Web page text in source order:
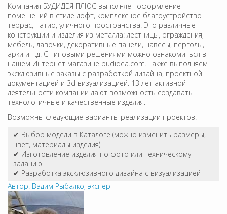
Компания БУДИДЕЯ ПЛЮС выполняет оформление
помещений в стиле лофт, комплексное благоустройство
террас, патио, уличного пространства. Это различные
конструкции и изделия из металла: лестницы, ограждения,
мебель, лавочки, декоративные панели, навесы, перголы,
арки и т.д. С типовыми решениями можно ознакомиться в
нашем Интернет магазине budidea.com. Также выполняем
эксклюзивные заказы с разработкой дизайна, проектной
документацией и 3d визуализацией. 13 лет активной
деятельности компании дают возможность создавать
технологичные и качественные изделия.
Возможны следующие варианты реализации проектов:
✔ Выбор модели в Каталоге (можно изменить размеры,
цвет, материалы изделия)
✔ Изготовление изделия по фото или техническому
заданию
✔ Разработка эксклюзивного дизайна с визуализацией
Автор: Вадим Рыбалко, эксперт